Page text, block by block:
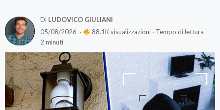
Di LUDOVICO GIULIANI
05/08/2026 ·
88.1K visualizzazioni · Tempo di lettura
2 minuti